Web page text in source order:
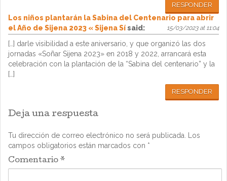
RESPONDER
Los niños plantarán la Sabina del Centenario para abrir
el Año de Sijena 2023 « Sijena Sísaid: 15/03/2023 at 11:04
[…] darle visibilidad a este aniversario, y que organizó las dos
jornadas «Soñar Sijena 2023» en 2018 y 2022, arrancará esta
celebración con la plantación de la “Sabina del centenario” y la
[…]
RESPONDER
Deja una respuesta
Tu dirección de correo electrónico no será publicada.
Los
campos obligatorios están marcados con *
Comentario *